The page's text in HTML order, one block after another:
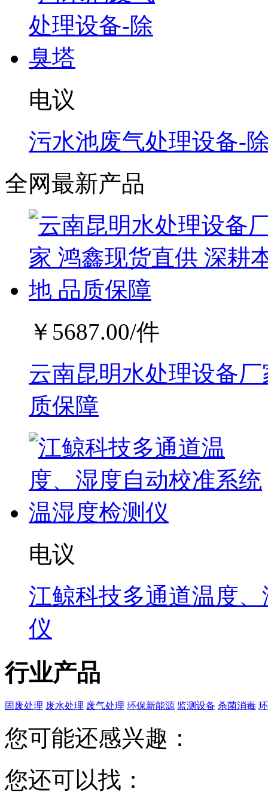
电议
污水池废气处理设备-
全网最新产品
￥ 5687.00/件
云南昆明水处理设备
质保障
电议
江鲸科技多通道温度
仪
行业产品
固废处理 废水处理 废气处理 环保新能源 监测设备 杀菌消毒
您可能还感兴趣：
您还可以找：